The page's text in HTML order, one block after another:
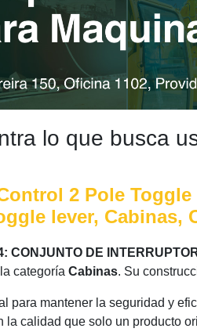
lo que busca
2 Pole
lever, Cabinas,
CONJUNTO DE
categoría Cabinas. Su
para mantener la seguridad y
la calidad que solo un producto